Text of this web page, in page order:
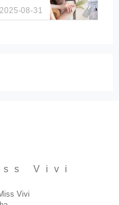
」維持
2025-08-31
Vivi
Vivi